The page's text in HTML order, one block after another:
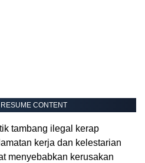
CONTENT
tambang ilegal kerap
kerja dan kelestarian
menyebabkan kerusakan